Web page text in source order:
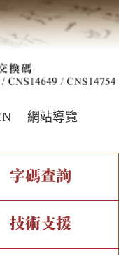
網站導覽
全字庫現況
字碼查詢
部件查詢
技術支援